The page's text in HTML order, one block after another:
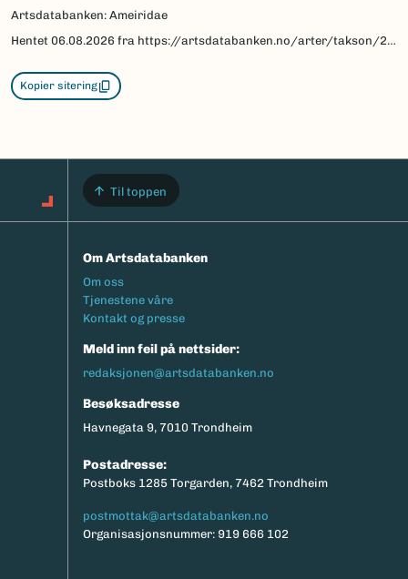
Artsdatabanken: Ameiridae
Hentet 06.08.2026 fra https://artsdatabanken.no/arter/takson/26815
Kopier sitering
Til toppen
Om Artsdatabanken
Footermeny
Om oss
Tjenestene våre
Kontakt og presse
Meld inn feil på nettsider:
redaksjonen@artsdatabanken.no
Besøksadresse
Havnegata 9, 7010 Trondheim
Postadresse:
Postboks 1285 Torgarden, 7462 Trondheim
postmottak@artsdatabanken.no
Organisasjonsnummer: 919 666 102